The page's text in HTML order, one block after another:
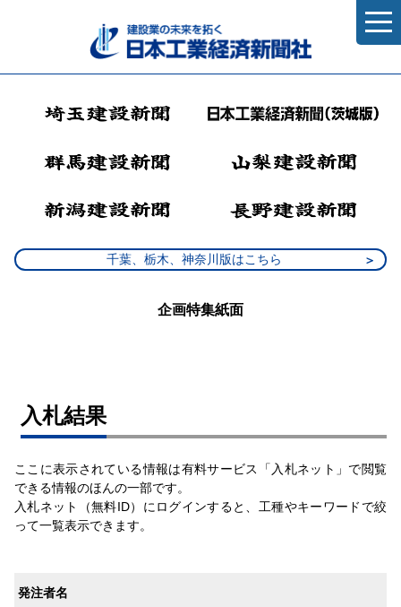
千葉、栃木、神奈川版はこちら
企画特集紙面
⼊札結果
ここに表示されている情報は有料サービス「入札ネット」で閲覧
できる情報のほんの一部です。
入札ネット（無料ID）にログインすると、工種やキーワードで絞
って一覧表示できます。
発注者名